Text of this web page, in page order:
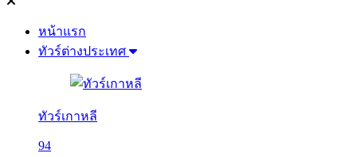
หน้าแรก
ทัวร์ต่างประเทศ
ทัวร์เกาหลี
94